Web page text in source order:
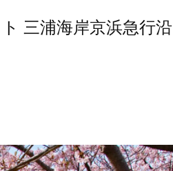
三浦海岸京浜急行沿